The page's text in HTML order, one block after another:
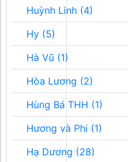
Huỳnh Linh (4)
Hy (5)
Hà Vũ (1)
Hòa Lương (2)
Hùng Bá THH (1)
Hương và Phi (1)
Hạ Dương (28)